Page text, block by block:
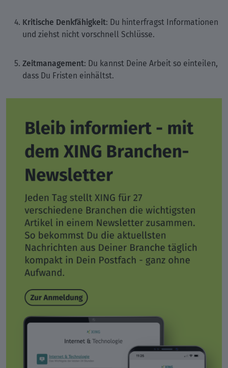
Kritische Denkfähigkeit: Du hinterfragst Informationen
und ziehst nicht vorschnell Schlüsse.
Zeitmanagement: Du kannst Deine Arbeit so einteilen,
dass Du Fristen einhältst.